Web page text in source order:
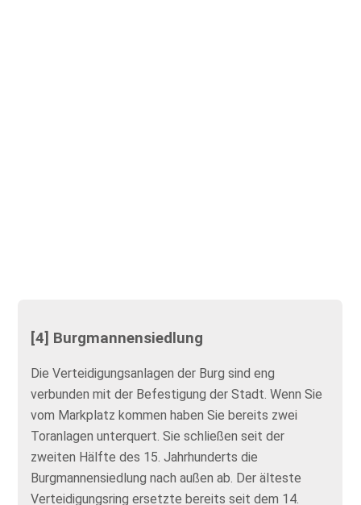
[4] Burgmannensiedlung
Die Verteidigungsanlagen der Burg sind eng
verbunden mit der Befestigung der Stadt. Wenn Sie
vom Markplatz kommen haben Sie bereits zwei
Toranlagen unterquert. Sie schließen seit der
zweiten Hälfte des 15. Jahrhunderts die
Burgmannensiedlung nach außen ab. Der älteste
Verteidigungsring ersetzte bereits seit dem 14.